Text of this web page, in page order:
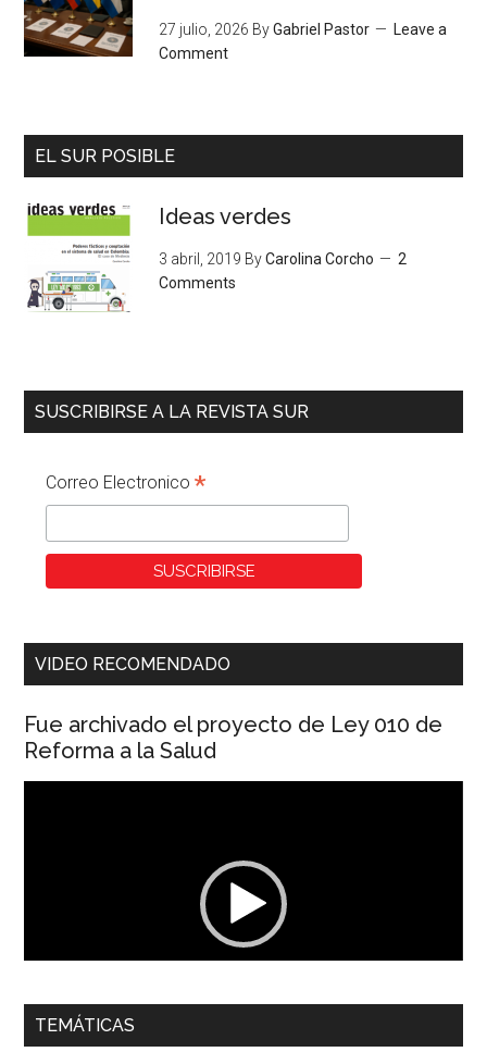
27 julio, 2026 ByGabriel Pastor
Leave a
Comment
EL SUR POSIBLE
Ideas verdes
3 abril, 2019 ByCarolina Corcho
2
Comments
SUSCRIBIRSE A LA REVISTA SUR
Correo Electronico*
VIDEO RECOMENDADO
Fue archivado el proyecto de Ley 010 de
Reforma a la Salud
00:00 01:04
Dra. Carolina Corcho Mejía,Presidenta Corporación
TEMÁTICAS